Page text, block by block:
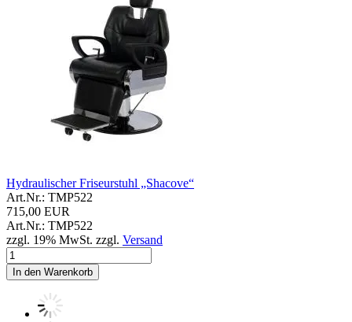
Hydraulischer Friseurstuhl „Shacove“
Art.Nr.: TMP522
715,00 EUR
Art.Nr.: TMP522
zzgl. 19% MwSt. zzgl. Versand
In den Warenkorb